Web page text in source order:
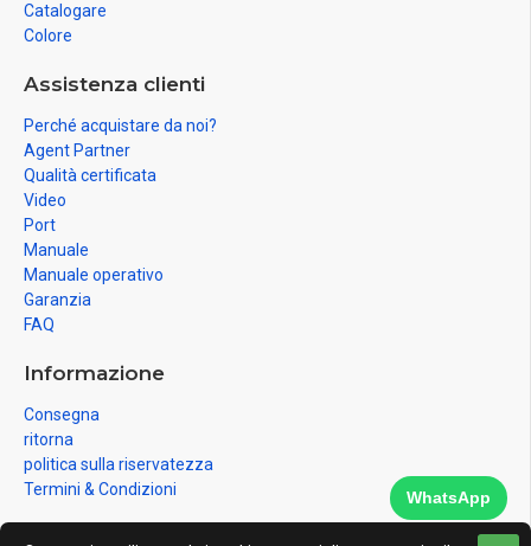
Catalogare
Colore
Assistenza clienti
Perché acquistare da noi?
Agent Partner
Qualità certificata
Video
Port
Manuale
Manuale operativo
Garanzia
FAQ
Informazione
Consegna
ritorna
politica sulla riservatezza
Termini & Condizioni
WhatsApp